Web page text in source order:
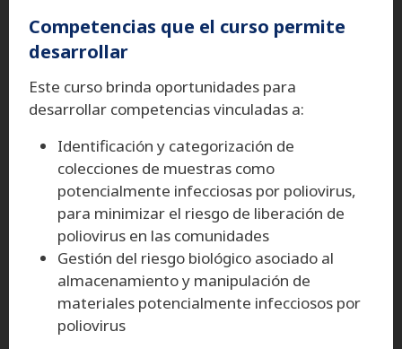
Competencias que el curso permite
desarrollar
Este curso brinda oportunidades para
desarrollar competencias vinculadas a:
Identificación y categorización de
colecciones de muestras como
potencialmente infecciosas por poliovirus,
para minimizar el riesgo de liberación de
poliovirus en las comunidades
Gestión del riesgo biológico asociado al
almacenamiento y manipulación de
materiales potencialmente infecciosos por
poliovirus